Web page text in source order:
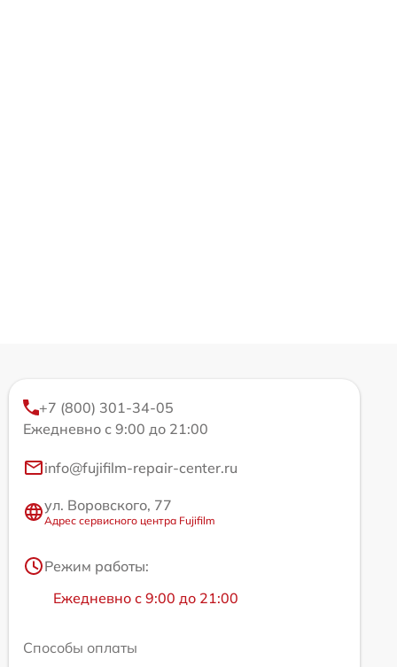
+7 (800) 301-34-05
Ежедневно с 9:00 до 21:00
info@fujifilm-repair-center.ru
ул. Воровского, 77
Адрес сервисного центра Fujifilm
Режим работы:
Ежедневно с 9:00 до 21:00
Способы оплаты